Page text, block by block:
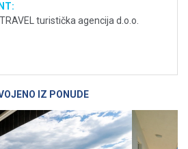
turistička agencija d.o.o.
IZ PONUDE